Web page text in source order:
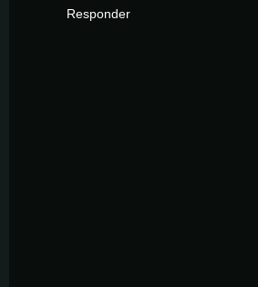
Responder